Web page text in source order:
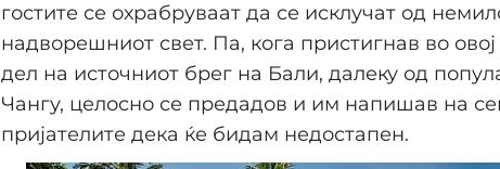
гостите се охрабруваат да се исклучат од
надворешниот свет. Па, кога пристигнав во
дел на источниот брег на Бали, далеку од
Чангу, целосно се предадов и им напишав на
пријателите дека ќе бидам недостапен.